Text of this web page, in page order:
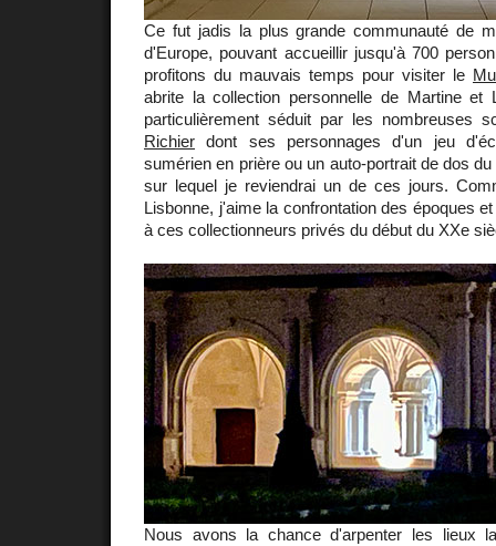
Ce fut jadis la plus grande communauté de
d'Europe, pouvant accueillir jusqu'à 700
profitons du mauvais temps pour visiter le
abrite la collection personnelle de Martine et
particulièrement séduit par les nombreuses
Richier dont ses personnages d'un jeu
sumérien en prière ou un auto-portrait de dos
sur lequel je reviendrai un de ces jours.
Lisbonne, j'aime la confrontation des époques
à ces collectionneurs privés du début du XXe
Nous avons la chance d'arpenter les lieux